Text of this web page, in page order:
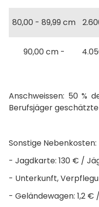
80,00 - 89,99 cm
90,00 cm -
Anschweissen: 50 %
Berufsjäger
Sonstige Nebenkosten:
- Jagdkarte: 130 € /
- Unterkunft,
- Geländewagen: 1,2 €